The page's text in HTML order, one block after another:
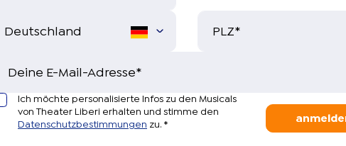
PLZ*
Deine E-Mail-Adresse*
Ich möchte personalisierte Infos zu den Musicals
von Theater Liberi erhalten und stimme den
Datenschutzbestimmungen zu. *